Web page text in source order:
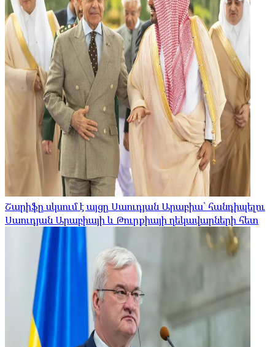
Շարիֆը սկսում է այցը Սաուդյան Արաբիա՝ հանդիպելու
Սաուդյան Արաբիայի և Թուրքիայի ղեկավարների հետ